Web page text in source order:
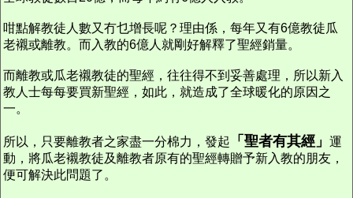
咁點解教徒人數又冇乜增長呢？理由係，每年又有6億教徒瓜
老襯或離教。而入教的6億人就剛好解釋了聖經銷量。
而離教或瓜老襯教徒的聖經，往往得不到妥善處理，所以新入
教人士每每要買新聖經，如此，就造成了全球暖化的原因之
一。
所以，只要離教者之家盡一分棉力，發起 「聖者有其經」 運
動，將瓜老襯教徒及離教者原有的聖經轉贈予新入教的朋友，
便可解決此問題了。